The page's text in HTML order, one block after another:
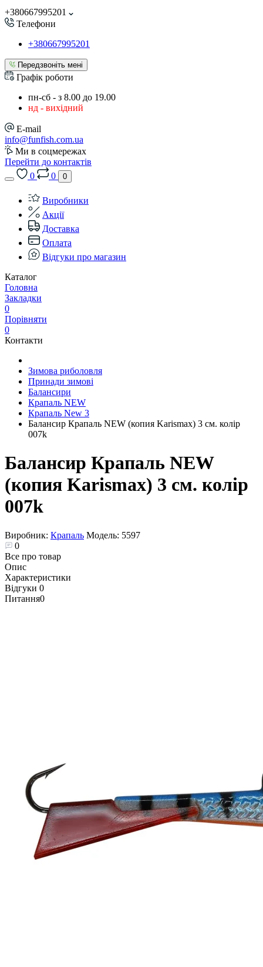
+380667995201
Телефони
+380667995201
Передзвоніть мені
Графік роботи
пн-сб - з 8.00 до 19.00
нд - вихідний
E-mail
info@funfish.com.ua
Ми в соцмережах
Перейти до контактів
0
0 0
Виробники
Акції
Доставка
Оплата
Відгуки про магазин
Каталог
Головна
Закладки
0
Порівняти
0
Контакти
Зимова риболовля
Принади зимові
Балансири
Крапаль NEW
Крапаль New 3
Балансир Крапаль NEW (копия Karismax) 3 см. колір
007k
Балансир Крапаль NEW
(копия Karismax) 3 см. колір
007k
Виробник: Крапаль Модель: 5597
0
Все про товар
Опис
Характеристики
Відгуки 0
Питання0